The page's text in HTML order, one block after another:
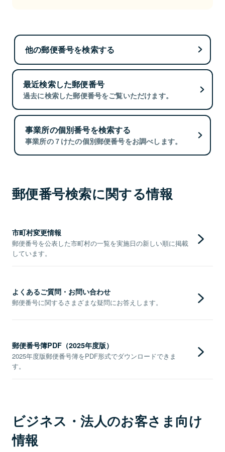
他の郵便番号を検索する
最近検索した郵便番号
過去に検索した郵便番号をご覧いただけます。
事業所の個別番号を検索する
事業所の７けたの個別郵便番号をお調べします。
郵便番号検索に関する情報
市町村変更情報
郵便番号を公表した市町村の一覧を実施日の新しい順に掲載
しています。
よくあるご質問・お問い合わせ
郵便番号に関するさまざまな疑問にお答えします。
郵便番号簿PDF（2025年度版）
2025年度版郵便番号簿をPDF形式でダウンロードできま
す。
ビジネス・法人のお客さま向け
情報